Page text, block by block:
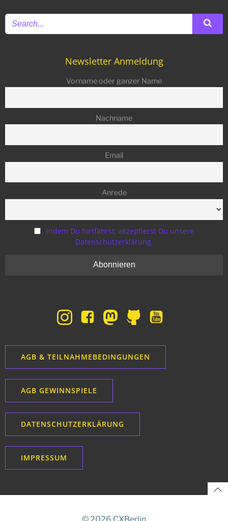
Newsletter Anmeldung
Vorname oder ganzer Name
Nachname
Email
Anrede
Indem Du fortfährst, akzeptierst Du unsere
Datenschutzerklärung.
AGB & TEILNAHMEBEDINGUNGEN
AGB GEWINNSPIELE
DATENSCHUTZERKLÄRUNG
IMPRESSUM
© 2026 CXBerlin